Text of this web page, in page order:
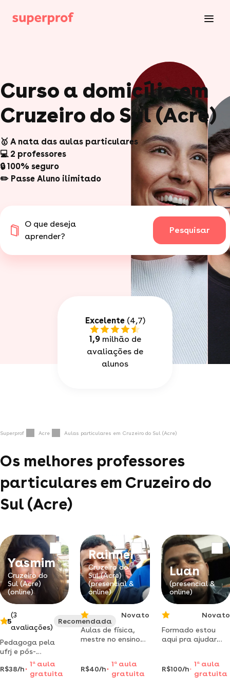
Curso a domicílio em
Cruzeiro do Sul (Acre)
🥇 A nata das aulas particulares
💻 2 professores
🔒 100% seguro
✏️ Passe Aluno ilimitado
O que deseja
aprender?
Pesquisar
Excelente(4,7)
1,9milhão de
avaliações de
alunos
Superprof Acre Aulas particulares em Cruzeiro do Sul (Acre)
Os melhores professores
particulares em Cruzeiro do
Sul (Acre)
Yasmim
Cruzeiro do
Sul (Acre)
(online)
5
(3
avaliações)
Recomendada
Pedagoga pela
ufrj e pós-
graduanda pela
usp, ensino seu
filho a ler, escrever
R$38/h
1 aaula
gratuita
Rainner
Cruzeiro do
Sul (Acre)
(presencial &
online)
Novato
Aulas de física,
mestre no ensino
federal do acre
R$40/h
1 a aula
gratuita
Luan
(presencial &
online)
Novato
Formado estou
aqui pra ajudar
vocês como
R$100/h
1 a aula
gratuita